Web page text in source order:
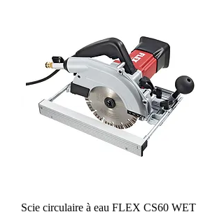
Scie circulaire à eau FLEX CS60 WET